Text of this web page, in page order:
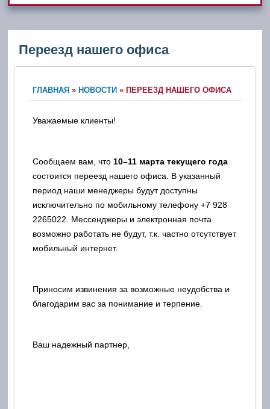
Переезд нашего офиса
ГЛАВНАЯ » НОВОСТИ » ПЕРЕЕЗД НАШЕГО ОФИСА
Уважаемые клиенты!
Сообщаем вам, что 10–11 марта текущего года
состоится переезд нашего офиса. В указанный
период наши менеджеры будут доступны
исключительно по мобильному телефону +7 928
2265022. Мессенджеры и электронная почта
возможно работать не будут, т.к. частно отсутствует
мобильный интернет.
Приносим извинения за возможные неудобства и
благодарим вас за понимание и терпение.
Ваш надежный партнер,